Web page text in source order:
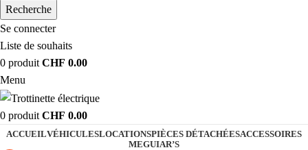
Recherche
Se connecter
Liste de souhaits
0 produit CHF 0.00
Menu
0 produit CHF 0.00
ACCUEILVÉHICULESLOCATIONSPIÈCES DÉTACHÉESACCESSOIRES
MEGUIAR’S